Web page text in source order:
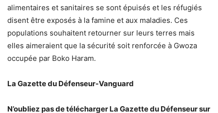
alimentaires et sanitaires se sont épuisés et les réfugiés
disent être exposés à la famine et aux maladies. Ces
populations souhaitent retourner sur leurs terres mais
elles aimeraient que la sécurité soit renforcée à Gwoza
occupée par Boko Haram.
La Gazette du Défenseur-Vanguard
N’oubliez pas de télécharger La Gazette du Défenseur sur